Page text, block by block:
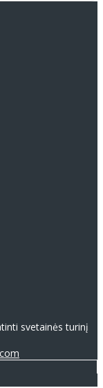
svetainės turinį